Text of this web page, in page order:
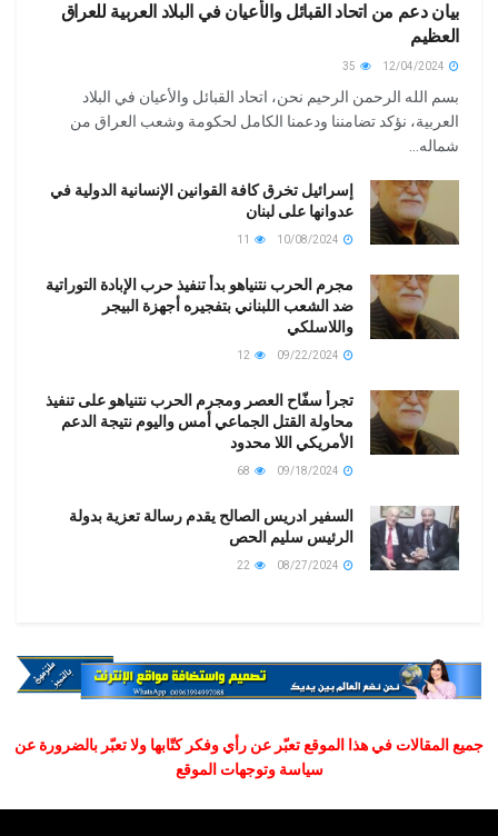
بيان دعم من اتحاد القبائل والأعيان في البلاد العربية للعراق
العظيم
بسم الله الرحمن الرحيم نحن، اتحاد القبائل والأعيان في البلاد
العربية، نؤكد تضامننا ودعمنا الكامل لحكومة وشعب العراق من
شماله...
إسرائيل تخرق كافة القوانين الإنسانية الدولية في
عدوانها على لبنان
مجرم الحرب نتنياهو بدأ تنفيذ حرب الإبادة التوراتية
ضد الشعب اللبناني بتفجيره أجهزة البيجر
واللاسلكي
تجرأ سفّاح العصر ومجرم الحرب نتنياهو على تنفيذ
محاولة القتل الجماعي أمس واليوم نتيجة الدعم
الأمريكي اللا محدود
السفير ادريس الصالح يقدم رسالة تعزية بدولة
الرئيس سليم الحص
جميع المقالات في هذا الموقع تعبّر عن رأي وفكر كتّابها ولا تعبّر بالضرورة عن
سياسة وتوجهات الموقع